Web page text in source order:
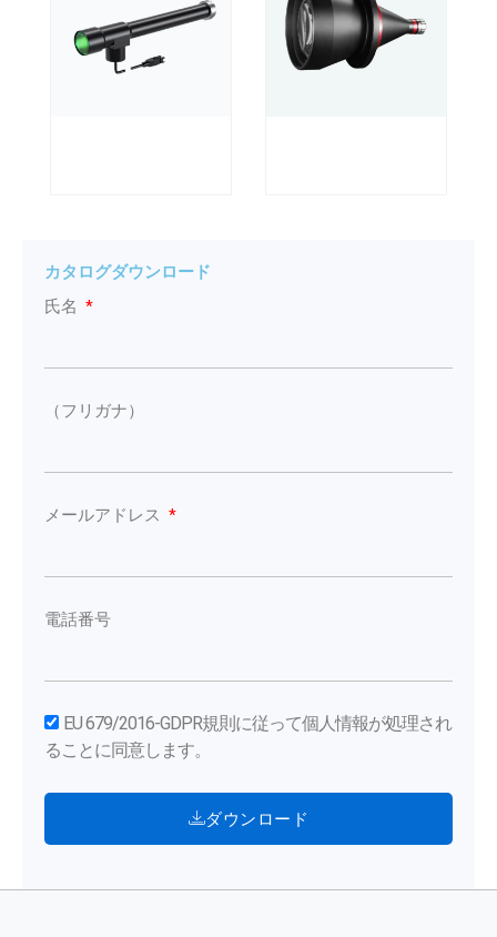
カタログダウンロード
氏名
（フリガナ）
メールアドレス
電話番号
EU 679/2016-GDPR規則に従って個人情報が処理され
ることに同意します。
ダウンロード